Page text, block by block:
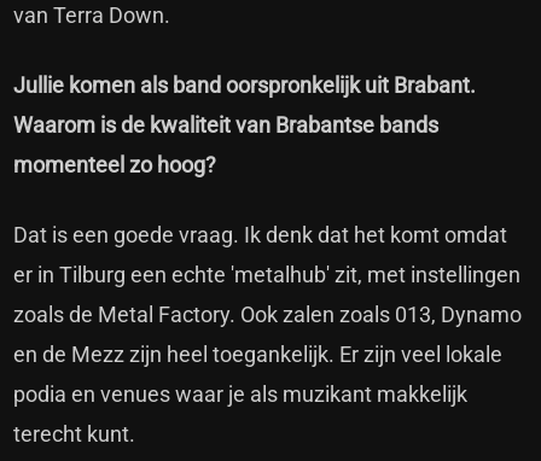
van Terra Down.
Jullie komen als band oorspronkelijk uit Brabant.
Waarom is de kwaliteit van Brabantse bands
momenteel zo hoog?
Dat is een goede vraag. Ik denk dat het komt omdat
er in Tilburg een echte 'metalhub' zit, met instellingen
zoals de Metal Factory. Ook zalen zoals 013, Dynamo
en de Mezz zijn heel toegankelijk. Er zijn veel lokale
podia en venues waar je als muzikant makkelijk
terecht kunt.